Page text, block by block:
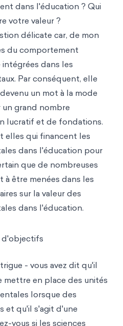
dans l'éducation ? Qui
votre valeur ?
délicate car, de mon
du comportement
dans les
Par conséquent, elle
un mot à la mode
grand nombre
lucratif et de fondations.
elles qui financent les
dans l'éducation pour
que de nombreuses
être menées dans les
sur la valeur des
dans l'éducation.
d'objectifs
- vous avez dit qu'il
en place des unités
lorsque des
et qu'il s'agit d'une
vous si les sciences